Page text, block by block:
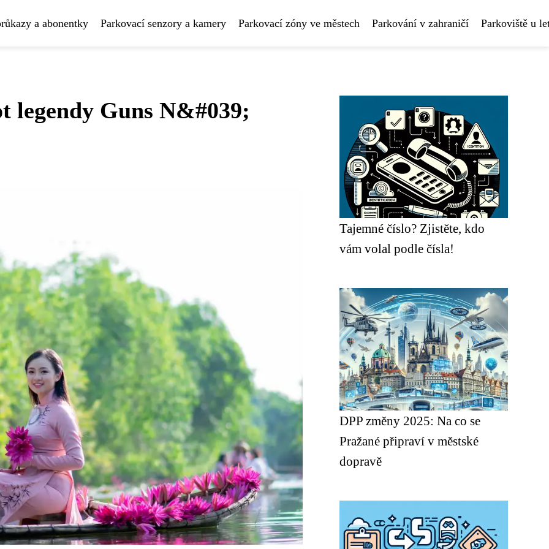
a abonentky Parkovací senzory a kamery Parkovací zóny ve městech Parkování v zahraničí Parkoviště u
legendy Guns N&#039;
Tajemné číslo? Zjistěte, kdo
vám volal podle čísla!
DPP změny 2025: Na co se
Pražané připraví v městské
dopravě